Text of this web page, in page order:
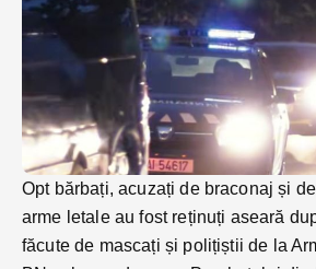
Opt bărbați, acuzați de braconaj și
arme letale au fost reținuți aseară
făcute de mascați și polițiștii de la